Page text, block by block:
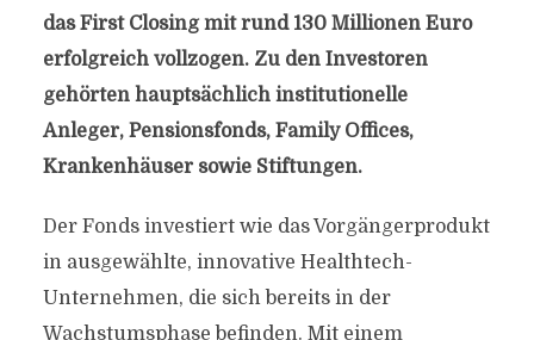
das First Closing mit rund 130 Millionen Euro
erfolgreich vollzogen. Zu den Investoren
gehörten hauptsächlich institutionelle
Anleger, Pensionsfonds, Family Offices,
Krankenhäuser sowie Stiftungen.
Der Fonds investiert wie das Vorgängerprodukt
in ausgewählte, innovative Healthtech-
Unternehmen, die sich bereits in der
Wachstumsphase befinden. Mit einem